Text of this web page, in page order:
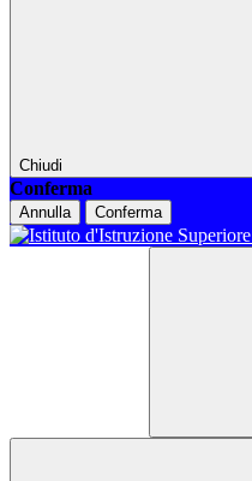
Chiudi
Conferma
Annulla Conferma